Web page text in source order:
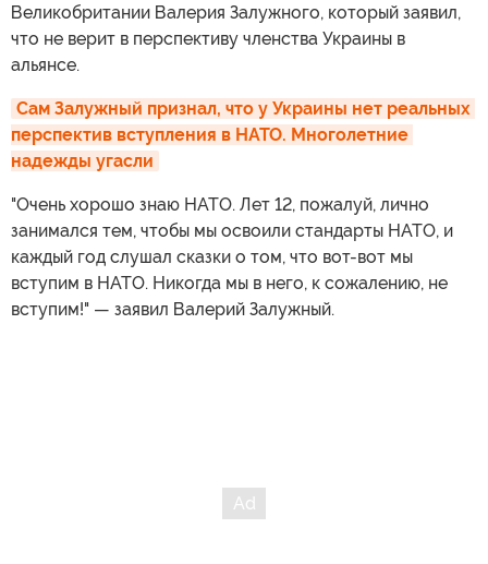
Великобритании Валерия Залужного, который заявил,
что не верит в перспективу членства Украины в
альянсе.
Сам Залужный признал, что у Украины нет реальных
перспектив вступления в НАТО. Многолетние
надежды угасли
"Очень хорошо знаю НАТО. Лет 12, пожалуй, лично
занимался тем, чтобы мы освоили стандарты НАТО, и
каждый год слушал сказки о том, что вот-вот мы
вступим в НАТО. Никогда мы в него, к сожалению, не
вступим!" — заявил Валерий Залужный.